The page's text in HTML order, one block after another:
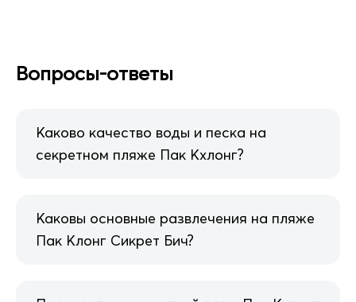
Вопросы-ответы
Каково качество воды и песка на
секретном пляже Пак Кхлонг?
Каковы основные развлечения на пляже
Пак Клонг Сикрет Бич?